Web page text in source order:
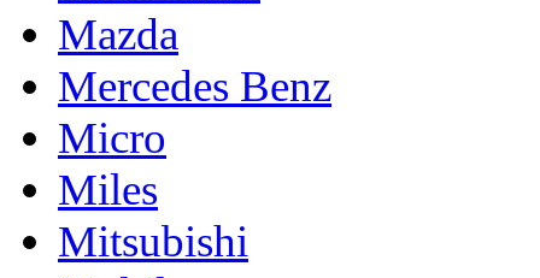
Mazda
Mercedes Benz
Micro
Miles
Mitsubishi